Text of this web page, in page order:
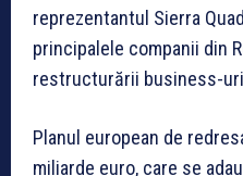
reprezentantul Sierra
principalele companii din
restructurării business-
Planul european de
miliarde euro, care se